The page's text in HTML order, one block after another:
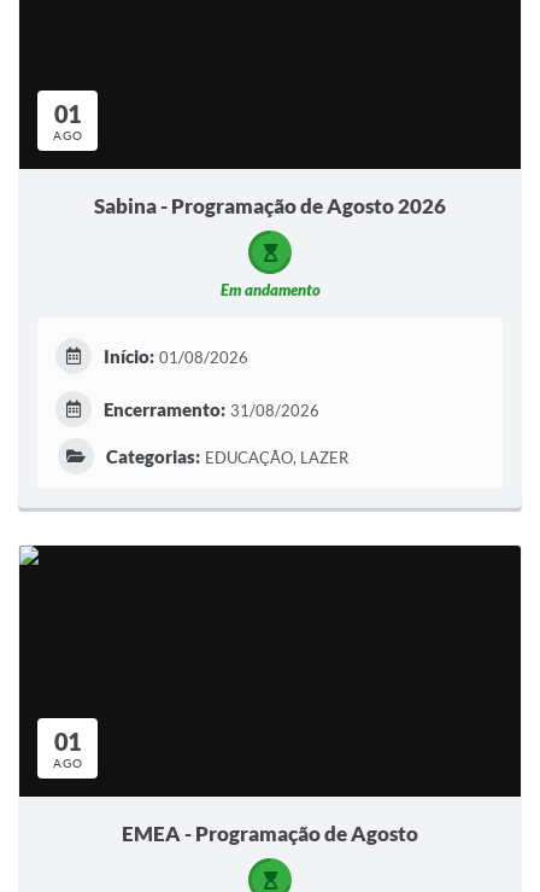
01
AGO
Sabina - Programação de Agosto 2026
Em andamento
Início: 01/08/2026
Encerramento: 31/08/2026
Categorias: EDUCAÇÃO, LAZER
01
AGO
EMEA - Programação de Agosto